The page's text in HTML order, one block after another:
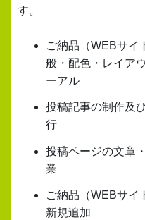
す。
ご納品（WEBサイ
般・配色・レイア
ーアル
投稿記事の制作及
行
投稿ページの文章
業
ご納品（WEBサイ
新規追加